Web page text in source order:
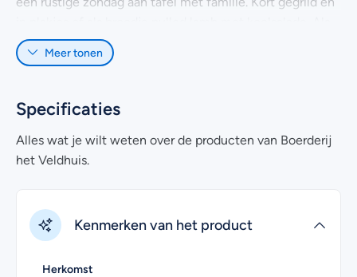
geheel stoven maakt het vlees boterzacht.
bestrijdingsmiddelen. Die natuurlijke voeding en manier
van boeren geven het vlees zijn volle, pure smaak en
boterzachte structuur. De korte keten tussen boerderij
Heb je nog vragen over het online bestellen van deze
lamsbout? Kijk dan eens bij de
Uiteraard kan je voor meer informatie ook
Meer tonen
Specificaties
Alles wat je wilt weten over de producten van Boerderij
het Veldhuis.
Kenmerken van het product
Herkomst